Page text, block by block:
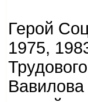
Герой
1975,
Вавилова